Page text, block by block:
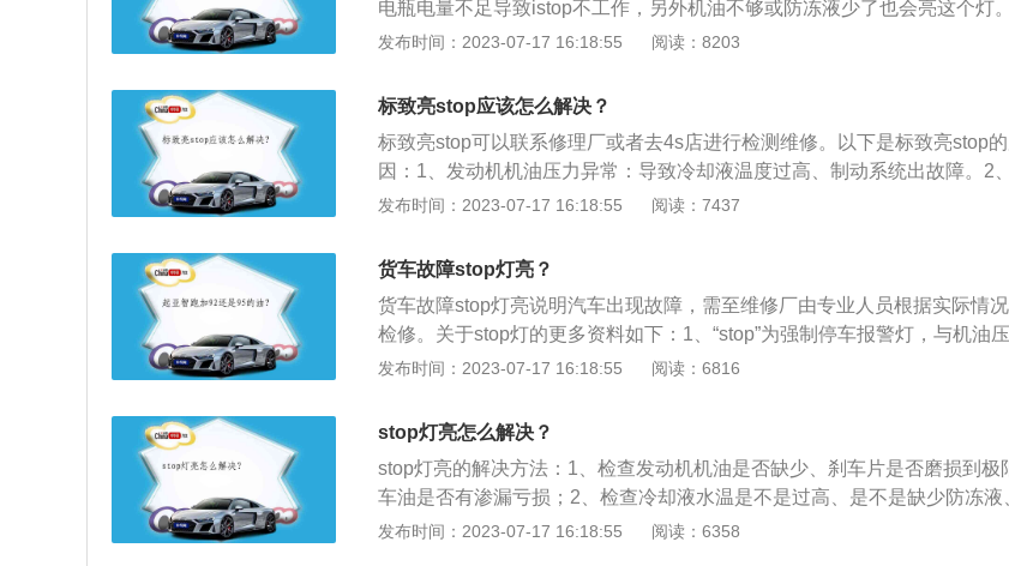
问题。
电瓶电量不足导致istop不工作，另外机油不够或防冻液少了也会亮这个灯
是相关介绍：1、istop系统：马自达创驰蓝天汽油发动机+i-stop借助燃烧推
停驶后，发动机立即自动停转；在车辆起步时，在0.3秒内重新启动从而节
的先进系统。2、工作原理：为实现燃烧启动，需要在气缸的空气量达到平
的压缩冲程或膨胀冲程中途停止活塞运转。为此，i-stop在发动机停止时对
缸的空气量进行精密控制，从而能够准确地控制发动机停止时活塞的位置
启动发动机时，i-stop根据处于最佳位置的活塞选择最先喷射燃油的气缸并
状态。通过i-stop重启发动机的时间为0.35秒，较传统电动机重启系统缩短
的时间。
发布时间：2023-07-17 16:18:55 阅读：8203
标致亮stop应该怎么解决？
标致亮stop可以联系修理厂或者去4s店进行检测维修。以下是标致亮stop
因：1、发动机机油压力异常：导致冷却液温度过高、制动系统出故障。2
机机油压力过低：导致润滑不良、增加汽缸磨损，严重时发动机轴瓦烧蚀、
磨损，造成燃烧机油过多。4、冷却液温度过高：不利于降低油耗和减轻机
损，在温度超过90°C时，发动机功率就相应地下降。5、制动系统出故障：
制动突然失灵、刹车跑偏、刹车抖动等问题。当制动系统出现故障时不能继
驶，需要立即停车。
发布时间：2023-07-17 16:18:55 阅读：7437
货车故障stop灯亮？
货车故障stop灯亮说明汽车出现故障，需至维修厂由专业人员根据实际情
检修。关于stop灯的更多资料如下：1、“stop”为强制停车报警灯，与机油压
制动液面过低、水温过高灯等某一报警灯同时亮，发动机必须停止运行。该
故障”警告灯相连。2、stop灯并不是单独的一个灯。仪表盘上还有水温、机
力、气压、发动机、驾驶室等指示灯，当某一个部件出了问题stop都会点亮
发布时间：2023-07-17 16:18:55 阅读：6816
stop灯亮怎么解决？
stop灯亮的解决方法：1、检查发动机机油是否缺少、刹车片是否磨损到极
车油是否有渗漏亏损；2、检查冷却液水温是不是过高、是不是缺少防冻液
S灯是否点亮；3、打救援电话，把车拖到4S店或者维修厂通过诊断电脑检
发布时间：2023-07-17 16:18:55 阅读：6358